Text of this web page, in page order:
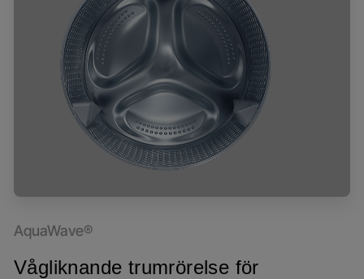
AquaWave®
Vågliknande trumrörelse för